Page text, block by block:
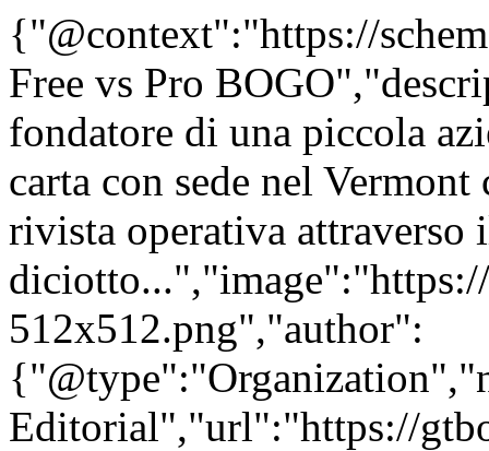
{"@context":"https://
Free vs Pro
fondatore di una piccola
carta con sede nel
rivista operativa attraverso
512x512.png","author":
Editorial","url":"https://